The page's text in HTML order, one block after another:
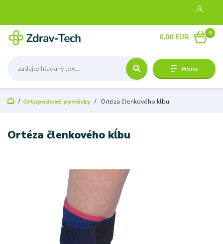
Menu
0
0,00 EUR
Ortopedické pomôcky Ortéza členkového kĺbu
Ortéza členkového kĺbu